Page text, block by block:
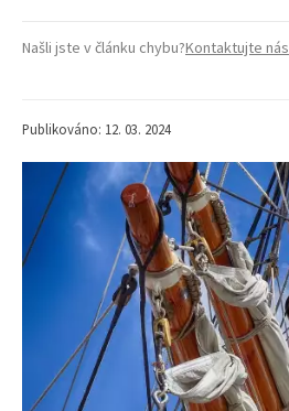
Našli jste v článku chybu?Kontaktujte nás
Publikováno: 12. 03. 2024